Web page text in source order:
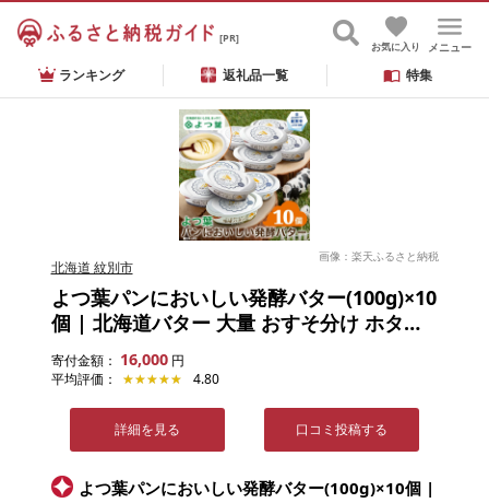
[PR]
メニュー
お気に入り
ランキング 返礼品一覧 特集
画像：楽天ふるさと納税
北海道 紋別市
よつ葉パンにおいしい発酵バター(100g)×10
個 | 北海道バター 大量 おすそ分け ホタテ
バター焼き じゃがバター パンケーキ 食品
通販 返礼品 プレゼント ギフト 紋別市 じゃ
寄付金額： 16,000 円
平均評価：
★★★★★
★★★★★ 4.80
詳細を見る 口コミ投稿する
よつ葉パンにおいしい発酵バター(100g)×10個 |